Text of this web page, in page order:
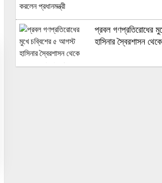
প্রবল গণপ্রতিরোধের
হাসিনার স্বৈরশাসন